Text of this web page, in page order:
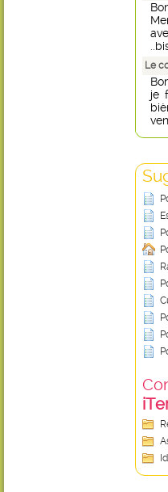
Le
je